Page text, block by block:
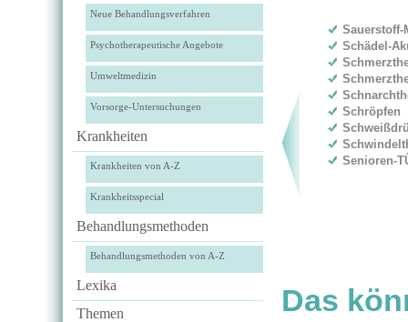
Neue Behandlungsverfahren
Psychotherapeutische Angebote
Umweltmedizin
Vorsorge-Untersuchungen
Krankheiten
Krankheiten von A-Z
Krankheitsspecial
Behandlungsmethoden
Behandlungsmethoden von A-Z
Lexika
Themen
Sauerstoff-
Schädel-
Schröpfen
Senioren-
Das